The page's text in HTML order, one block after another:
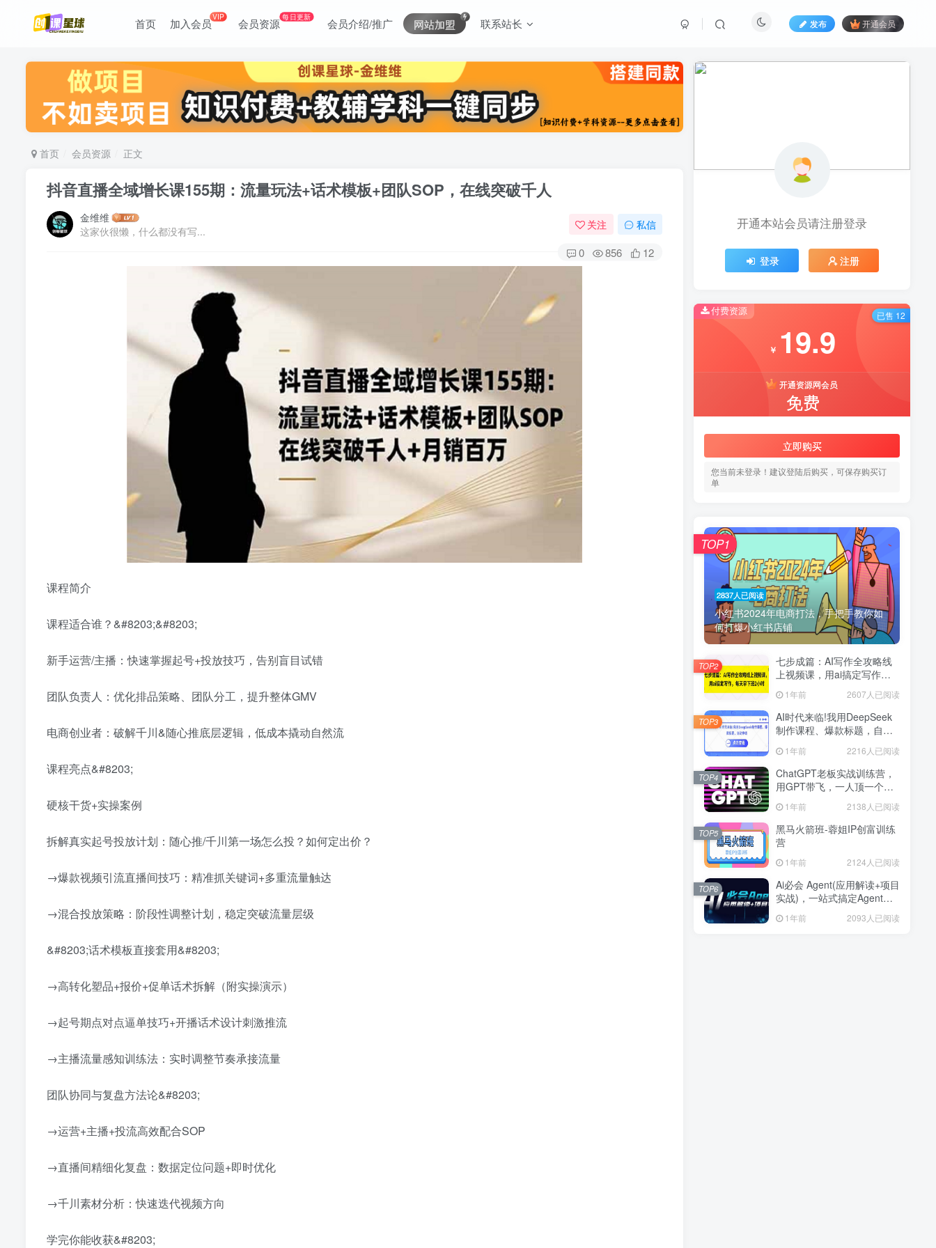
首页 加入会员VIP 会员资源 每日更新 会员介绍/推广 网站加盟 联系站长 发布 开通会员
首页 会员资源 正文
抖音直播全域增长课155期：流量玩法+话术模板+团队SOP，在线突破千人
金维维
这家伙很懒，什么都没有写...
关注 私信
0 856 12
课程简介
课程适合谁？&#8203;&#8203;
新手运营/主播：快速掌握起号+投放技巧，告别盲目试错
团队负责人：优化排品策略、团队分工，提升整体GMV
电商创业者：破解千川&随心推底层逻辑，低成本撬动自然流
课程亮点&#8203;
硬核干货+实操案例
拆解真实起号投放计划：随心推/千川第一场怎么投？如何定出价？
→爆款视频引流直播间技巧：精准抓关键词+多重流量触达
→混合投放策略：阶段性调整计划，稳定突破流量层级
&#8203;话术模板直接套用&#8203;
→高转化塑品+报价+促单话术拆解（附实操演示）
→起号期点对点逼单技巧+开播话术设计刺激推流
→主播流量感知训练法：实时调整节奏承接流量
团队协同与复盘方法论&#8203;
→运营+主播+投流高效配合SOP
→直播间精细化复盘：数据定位问题+即时优化
→千川素材分析：快速迭代视频方向
学完你能收获&#8203;
开通本站会员请注册登录
登录 注册
付费资源
￥ 19.9
开通资源网会员
免费
立即购买
您当前未登录！建议登陆后购买，可保存购买订
单
已售 12
2837人已阅读
小红书2024年电商打法，手把手教你如
何打爆小红书店铺
TOP1
七步成篇：AI写作全攻略线
上视频课，用ai搞定写作，
每天早下班2小时
1年前 2607人已阅读
TOP2
AI时代来临!我用DeepSeek
制作课程、爆款标题，自动
1年前 2216人已阅读
TOP3
ChatGPT老板实战训练营，
用GPT带飞，一人顶一个团
1年前 2138人已阅读
TOP4
黑马火箭班-蓉姐IP创富训练
营
1年前 2124人已阅读
TOP5
Ai必会 Agent(应用解读+项目
实战)，一站式搞定Agent应
1年前 2093人已阅读
TOP6